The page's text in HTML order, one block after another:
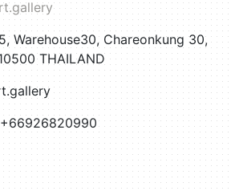
Warehouse30, Chareonkung 30,
THAILAND